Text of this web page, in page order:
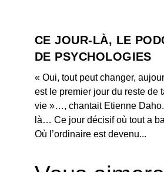
CE JOUR-LÀ, LE
DE PSYCHOLOGIES
« Oui, tout peut changer,
est le premier jour du reste de
vie »…, chantait Etienne
là… Ce jour décisif où tout a
Où l’ordinaire est devenu...